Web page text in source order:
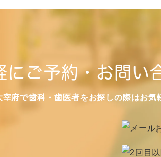
にご予約・お問い
宰府で歯科・歯医者をお探しの際はお気